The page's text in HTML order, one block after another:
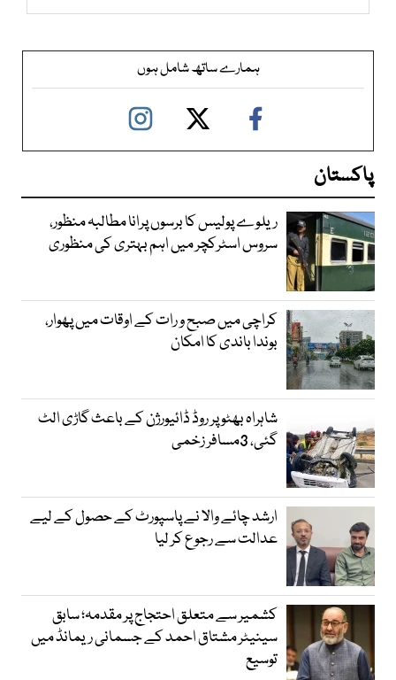
ہمارے ساتھ شامل ہوں
پاکستان
ریلوے پولیس کا برسوں پرانا مطالبہ منظور،
سروس اسٹرکچر میں اہم بہتری کی منظوری
کراچی میں صبح و رات کے اوقات میں پھوار،
بوندا باندی کا امکان
شاہراہ بھٹو پر روڈ ڈائیورژن کے باعث گاڑی الٹ
گئی، 3مسافر زخمی
ارشد چائے والا نے پاسپورٹ کے حصول کے لیے
عدالت سے رجوع کر لیا
کشمیر سے متعلق احتجاج پر مقدمہ؛ سابق
سینیٹر مشتاق احمد کے جسمانی ریمانڈ میں
توسیع